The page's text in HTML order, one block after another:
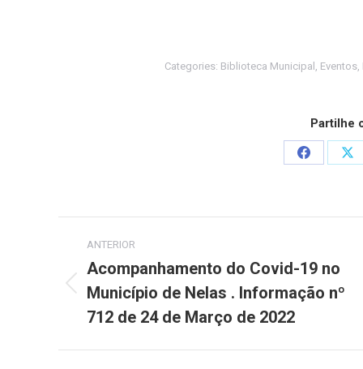
Categories: Biblioteca Municipal Eventos
Partilhe
Share
Post
navigation
ANTERIOR
Previous
post:
Acompanhamento do Covid-19 no
Município de Nelas . Informação nº
712 de 24 de Março de 2022